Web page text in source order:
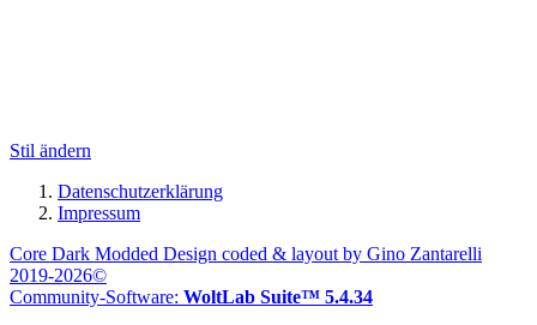
Stil ändern
Datenschutzerklärung
Impressum
Core Dark Modded Design coded & layout by Gino Zantarelli
2019-2026©
Community-Software: WoltLab Suite™ 5.4.34